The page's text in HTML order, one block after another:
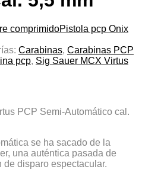
comprimidoPistola pcp Onix
Carabinas, Carabinas PCP
pcp, Sig Sauer MCX Virtus
PCP Semi-Automático cal.
se ha sacado de la
una auténtica pasada de
disparo espectacular.